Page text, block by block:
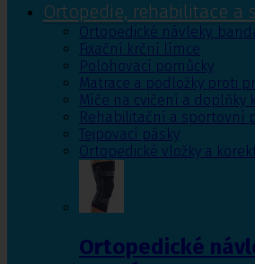
Ortopedie, rehabilitace a
Ortopedické návleky,
Fixační krční límce
Polohovací pomůcky
Matrace a podložky proti
Míče na cvičení a doplňky
Rehabilitační a sportovní
Tejpovací pásky
Ortopedické vložky a
Ortopedické